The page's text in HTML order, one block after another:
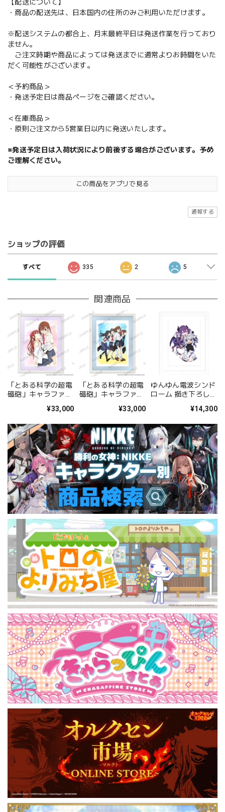
【配送について】
・商品の配送先は、日本国内の住所のみご利用いただけます。
※配送システムの都合上、月末最終平日は発送作業を行っており
ません。
ご注文時期や商品によっては発送までに通常よりお時間をいた
だく可能性がございます。
＜予約商品＞
・発送予定日は商品ページをご確認ください。
＜在庫商品＞
・原則ご注文から5営業日以内に発送いたします。
※発送予定日は入荷状況により前後する場合がございます。予め
ご理解ください。
この商品をアプリで見る
通報する
ショップの評価
すべて 335 2 5
関連商品
「とある科学の超電
磁砲」キャラファイ
¥33,000
「とある科学の超電
磁砲」キャラファイ
¥33,000
ゆんゆん電波シンド
ローム 描き下ろしキ
（Qちゃん&ゆんゆ
¥14,300